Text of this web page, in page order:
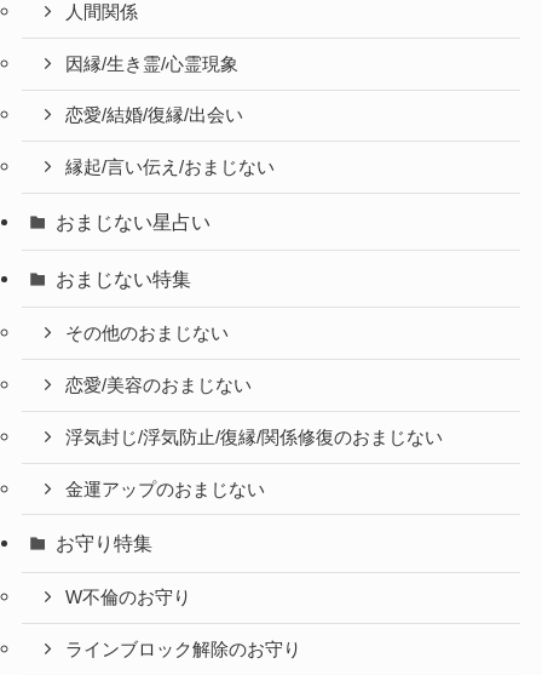
人間関係
因縁/生き霊/心霊現象
恋愛/結婚/復縁/出会い
縁起/言い伝え/おまじない
おまじない星占い
おまじない特集
その他のおまじない
恋愛/美容のおまじない
浮気封じ/浮気防止/復縁/関係修復のおまじない
金運アップのおまじない
お守り特集
W不倫のお守り
ラインブロック解除のお守り